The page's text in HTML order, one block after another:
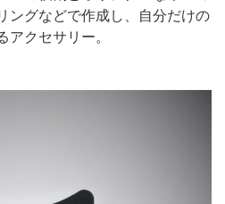
ングなどで作成し、自分だけの
クセサリー。